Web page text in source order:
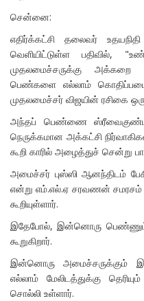
சென்னை:
எதிர்க்கட்சி தலைவர்
வெளியிட்டுள்ள பதிவில்,
முதலமைச்சருக்கு அக்கறை
பெண்களை எல்லாம்
முதலமைச்சர் விஜயின் ரசிகை
அந்தப் பெண்ணை
நெருக்கமான அக்கட்சி
கூறி காரில் அழைத்துச்
அமைச்சர் புஸ்ஸி ஆனந்திடம்
என்று எம்.எல்.ஏ சரவணன் சமரசம்
கூறியுள்ளார்.
இதேபோல், இன்னொரு பெண்ணும்
கூறுகிறார்.
இன்னொரு அமைச்சருக்கும்
எல்லாம் மேலிடத்துக்கு
சொல்லி உள்ளார்.